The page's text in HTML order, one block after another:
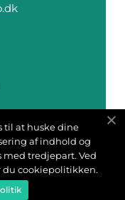
til at huske dine
af indhold og
tredjepart. Ved
du cookiepolitikken.